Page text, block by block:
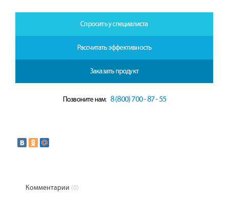
Спросить у специалиста
Рассчитать эффективность
Заказать продукт
Позвоните нам: 8 (800) 700 - 87 - 55
Комментарии (0)